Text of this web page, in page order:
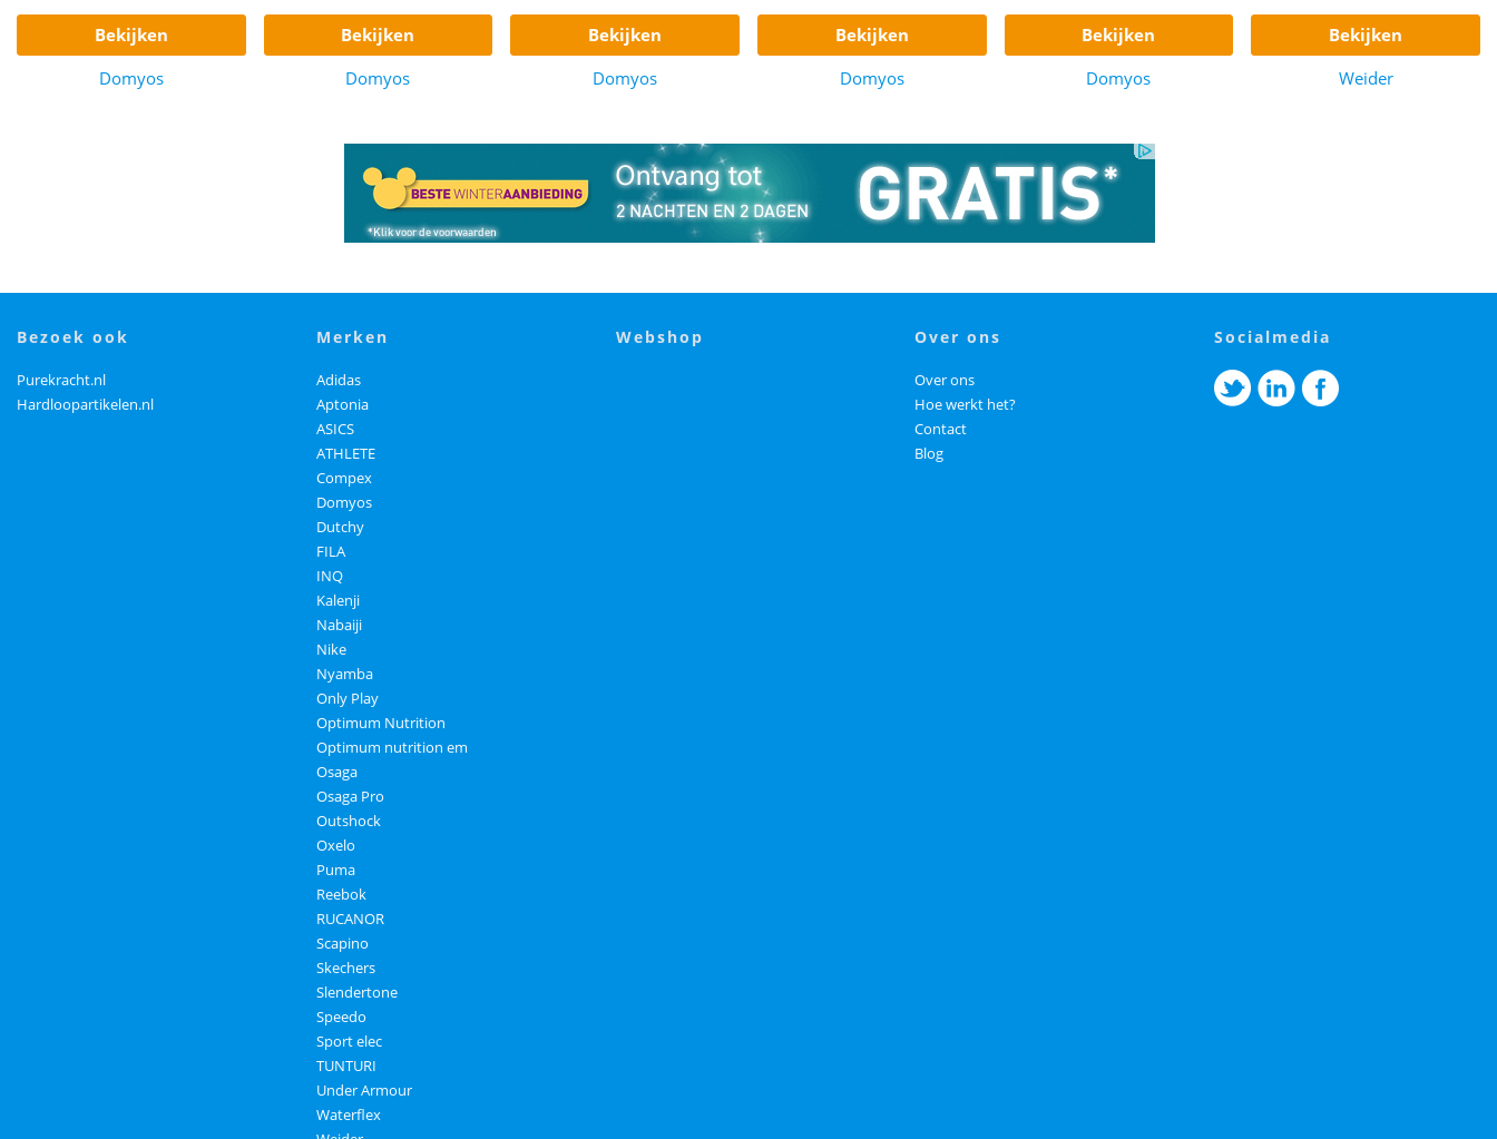
bekijken
Domyos
bekijken
Domyos
bekijken
Domyos
bekijken
Domyos
bekijken
Domyos
bekijken
Weider
bezoek ook
Purekracht.nl
Hardloopartikelen.nl
merken
Adidas
Aptonia
ASICS
ATHLETE
Compex
Domyos
Dutchy
FILA
INQ
Kalenji
Nabaiji
Nike
Nyamba
Only Play
Optimum Nutrition
Optimum nutrition em
Osaga
Osaga Pro
Outshock
Oxelo
Puma
Reebok
RUCANOR
Scapino
Skechers
Slendertone
Speedo
Sport elec
TUNTURI
Under Armour
Waterflex
webshop over ons
Over ons
Hoe werkt het?
Contact
Blog
socialmedia